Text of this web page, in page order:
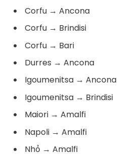
Corfu → Ancona
Corfu → Brindisi
Corfu → Bari
Durres → Ancona
Igoumenitsa → Ancona
Igoumenitsa → Brindisi
Maiori → Amalfi
Napoli → Amalfi
Nhỏ → Amalfi